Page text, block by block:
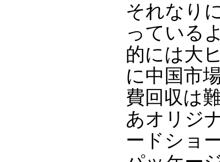
それなり
っている
的には大
に中国市
費回収は
あオリジ
ードショ